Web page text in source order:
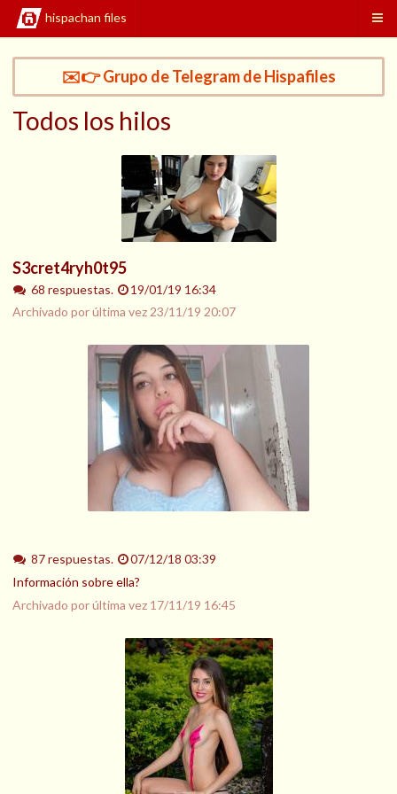
hispachan files
✉️👉 Grupo de Telegram de Hispafiles
Todos los hilos
S3cret4ryh0t95
68 respuestas.
19/01/19 16:34
Archivado por última vez 23/11/19 20:07
87 respuestas.
07/12/18 03:39
Información sobre ella?
Archivado por última vez 17/11/19 16:45